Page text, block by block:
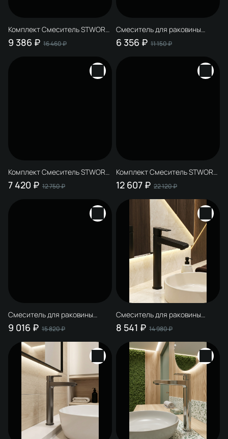
Комплект Смеситель STWORKI
Сортланд S10010CR, хром +
Донный клапан SW-001CR
глянцевый хром + Мыльница
9 386 ₽ 16 460 ₽
Смеситель для раковины
STWORKI Сортланд S10010CR +
Донный клапан SW-001CR,
6 356 ₽ 11 150 ₽
Комплект Смеситель STWORKI
Сортланд S10010CR, хром +
Донный клапан SW-001CR +
7 420 ₽ 12 750 ₽
Комплект Смеситель STWORKI
Вирклунд S05010CR, хром +
Донный клапан SW-001CR
хром + Дозатор Киркенес
S45320CR настенный,
глянцевый хром
12 607 ₽ 22 120 ₽
Смеситель для раковины
STWORKI Вирклунд S05010CR +
Донный клапан SW-001CR,
хром
9 016 ₽ 15 820 ₽
Смеситель для раковины
STWORKI Дублин S41020BK
матовый черный
8 541 ₽ 14 980 ₽